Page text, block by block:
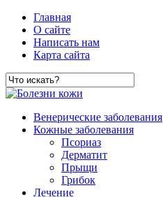
Главная
О сайте
Написать нам
Карта сайта
Венерические заболевания
Кожные заболевания
Псориаз
Дерматит
Прыщи
Грибок
Лечение